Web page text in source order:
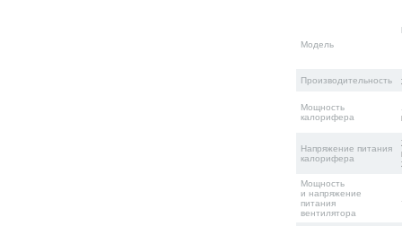
Модель
Производительность
Мощность
калорифера
Напряжение питания
калорифера
Мощность
и напряжение
питания
вентилятора